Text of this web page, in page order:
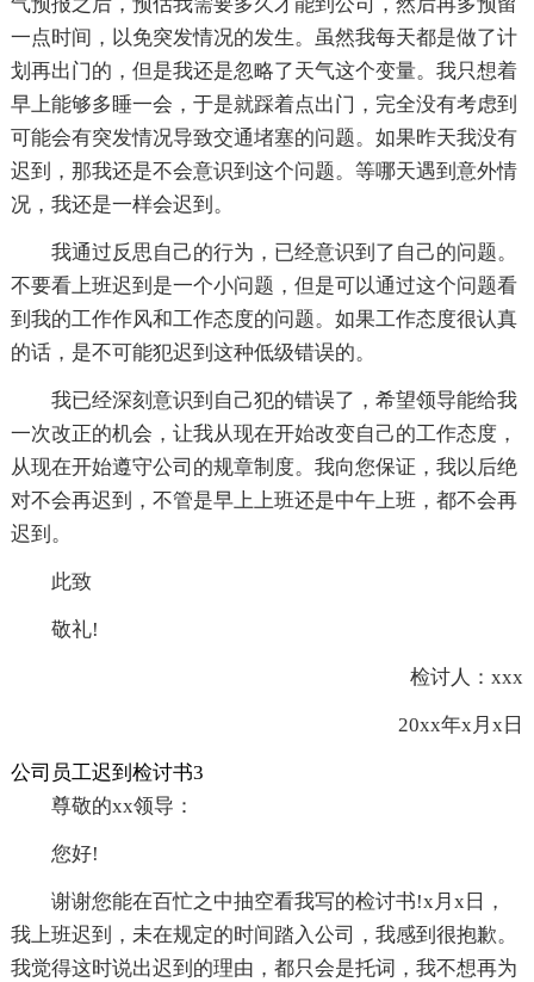
气预报之后，预估我需要多久才能到公司，然后再多预留
一点时间，以免突发情况的发生。虽然我每天都是做了计
划再出门的，但是我还是忽略了天气这个变量。我只想着
早上能够多睡一会，于是就踩着点出门，完全没有考虑到
可能会有突发情况导致交通堵塞的问题。如果昨天我没有
迟到，那我还是不会意识到这个问题。等哪天遇到意外情
况，我还是一样会迟到。
我通过反思自己的行为，已经意识到了自己的问题。
不要看上班迟到是一个小问题，但是可以通过这个问题看
到我的工作作风和工作态度的问题。如果工作态度很认真
的话，是不可能犯迟到这种低级错误的。
我已经深刻意识到自己犯的错误了，希望领导能给我
一次改正的机会，让我从现在开始改变自己的工作态度，
从现在开始遵守公司的规章制度。我向您保证，我以后绝
对不会再迟到，不管是早上上班还是中午上班，都不会再
迟到。
此致
敬礼!
检讨人：xxx
20xx年x月x日
公司员工迟到检讨书3
尊敬的xx领导：
您好!
谢谢您能在百忙之中抽空看我写的检讨书!x月x日，
我上班迟到，未在规定的时间踏入公司，我感到很抱歉。
我觉得这时说出迟到的理由，都只会是托词，我不想再为